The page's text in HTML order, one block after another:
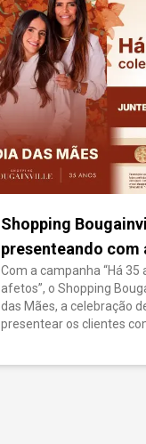
Shopping
presenteando com
Com a campanha “Há 35
afetos”, o Shopping
das Mães, a celebração
presentear os clientes
ao longo de 2025. Ao